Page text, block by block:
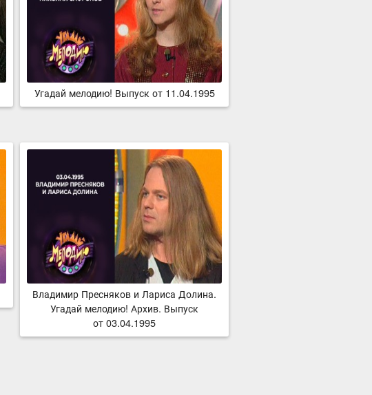
Угадай мелодию! Выпуск от 11.04.1995
Владимир Пресняков и Лариса Долина.
Угадай мелодию! Архив. Выпуск
от 03.04.1995